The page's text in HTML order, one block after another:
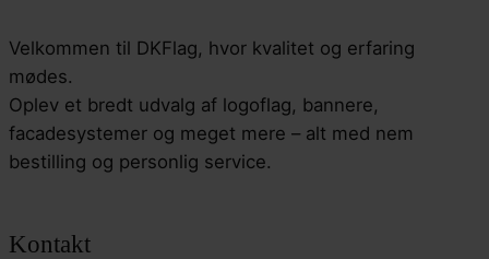
Velkommen til DKFlag, hvor kvalitet og erfaring
mødes.
Oplev et bredt udvalg af logoflag, bannere,
facadesystemer og meget mere – alt med nem
bestilling og personlig service.
Kontakt